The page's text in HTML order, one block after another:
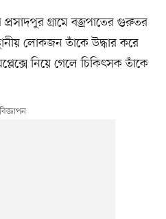
গ্রামে বজ্রপাতের গুরুতর
লোকজন তাঁকে উদ্ধার করে
নিয়ে গেলে চিকিৎসক তাঁকে